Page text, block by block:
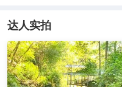
达人实拍